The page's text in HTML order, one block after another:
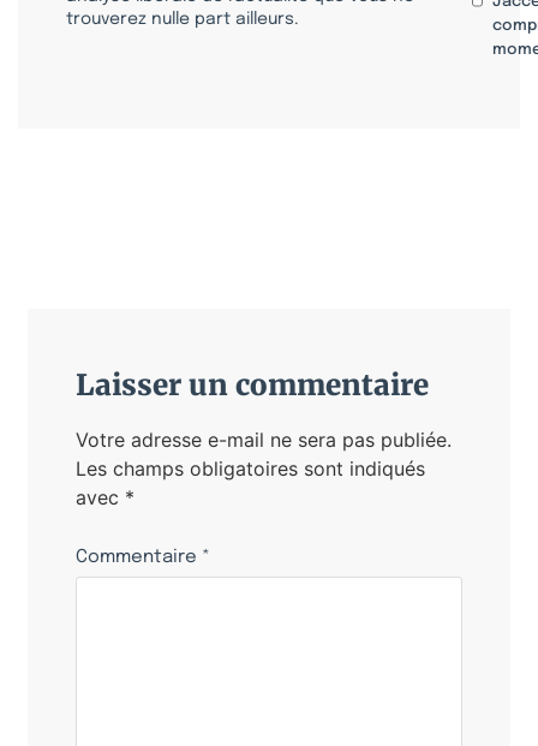
trouverez nulle part ailleurs.
Laisser un commentaire
Votre adresse e-mail ne sera pas publiée.
Les champs obligatoires sont indiqués
avec *
Commentaire *